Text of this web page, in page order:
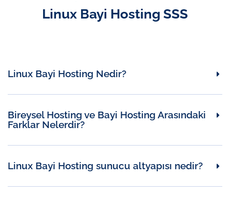
Linux Bayi Hosting SSS
Linux Bayi Hosting Nedir?
Bireysel Hosting ve Bayi Hosting Arasındaki
Farklar Nelerdir?
Linux Bayi Hosting sunucu altyapısı nedir?